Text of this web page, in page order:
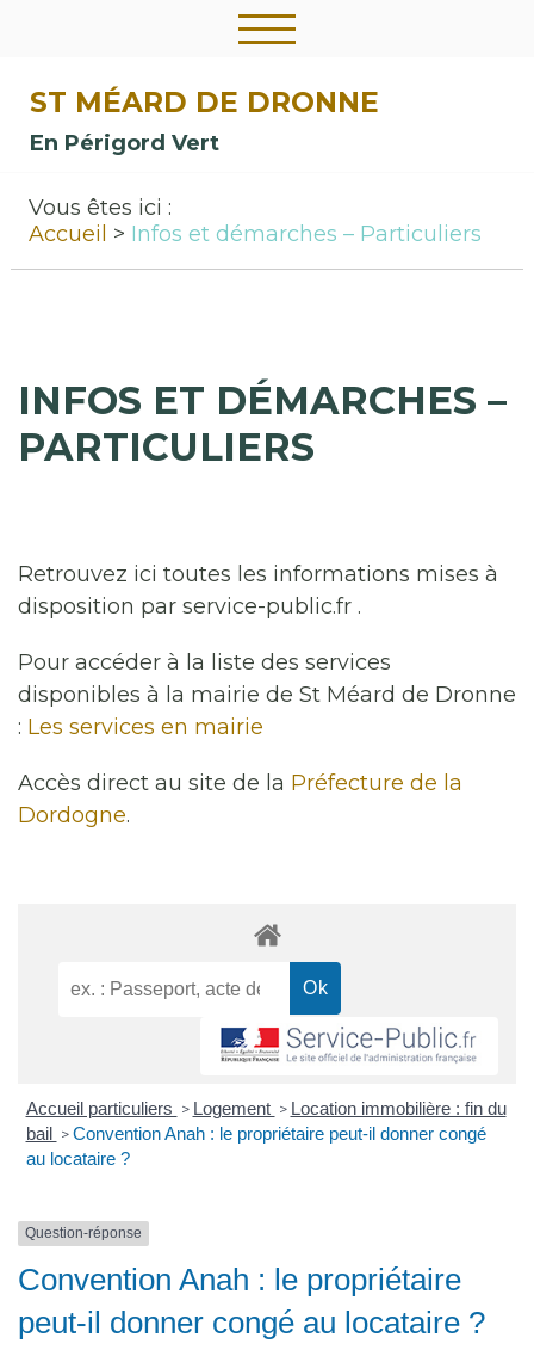
ST MÉARD DE DRONNE
En Périgord Vert
Vous êtes ici :
Accueil
Infos et démarches – Particuliers
INFOS ET DÉMARCHES –
PARTICULIERS
Retrouvez ici toutes les informations mises à
disposition par service-public.fr .
Pour accéder à la liste des services
disponibles à la mairie de St Méard de Dronne
: Les services en mairie
Accès direct au site de la Préfecture de la
Dordogne.
Accueil particuliers > Logement > Location immobilière : fin du
bail > Convention Anah : le propriétaire peut-il donner congé
au locataire ?
Question-réponse
Convention Anah : le propriétaire
peut-il donner congé au locataire ?